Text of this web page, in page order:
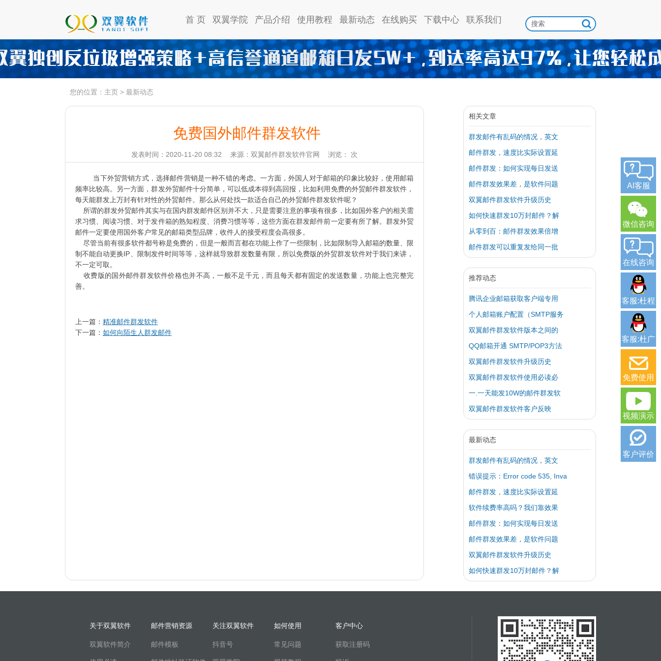
首 页 双翼学院 产品介绍 使用教程 最新动态 在线购买 下载中心 联系我们
您的位置： 主页 > 最新动态
免费国外邮件群发软件
发表时间：2020-11-20 08:32 来源：双翼邮件群发软件官网 浏览： 次
当下外贸营销方式，选择邮件营销是一种不错的考虑。一方面，外国人对于邮箱的印象比较好，使用邮箱
频率比较高。另一方面，群发外贸邮件十分简单，可以低成本得到高回报，比如利用免费的外贸邮件群发软件，
每天能群发上万封有针对性的外贸邮件。那么从何处找一款适合自己的外贸邮件群发软件呢？
所谓的群发外贸邮件其实与在国内群发邮件区别并不大，只是需要注意的事项有很多，比如国外客户的相关需
求习惯、阅读习惯、对于发件箱的熟知程度、消费习惯等等，这些方面在群发邮件前一定要有所了解。群发外贸
邮件一定要使用国外客户常见的邮箱类型品牌，收件人的接受程度会高很多。
尽管当前有很多软件都号称是免费的，但是一般而言都在功能上作了一些限制，比如限制导入邮箱的数量、限
制不能自动更换IP、限制发件时间等等，这样就导致群发数量有限，所以免费版的外贸群发软件对于我们来讲，
不一定可取。
收费版的国外邮件群发软件价格也并不高，一般不足千元，而且每天都有固定的发送数量，功能上也完整完
善。
上一篇： 精准邮件群发软件
下一篇： 如何向陌生人群发邮件
相关文章
群发邮件有乱码的情况，英文
邮件群发，速度比实际设置延
邮件群发：如何实现每日发送
邮件群发效果差，是软件问题
双翼邮件群发软件升级历史
如何快速群发10万封邮件？解
从零到百：邮件群发效果倍增
邮件群发可以重复发给同一批
推荐动态
腾讯企业邮箱获取客户端专用
个人邮箱账户配置（SMTP服务
双翼邮件群发软件版本之间的
QQ邮箱开通 SMTP/POP3方法
双翼邮件群发软件升级历史
双翼邮件群发软件使用必读必
一.一天能发10W的邮件群发软
双翼邮件群发软件客户反映
最新动态
群发邮件有乱码的情况，英文
错误提示：Error code 535, Inva
邮件群发，速度比实际设置延
软件续费率高吗？我们靠效果
邮件群发：如何实现每日发送
邮件群发效果差，是软件问题
双翼邮件群发软件升级历史
如何快速群发10万封邮件？解
关于双翼软件
双翼软件简介
邮件营销资源
邮件模板
关注双翼软件
抖音号
如何使用
常见问题
客户中心
获取注册码
AI客服
微信咨询
在线咨询
客服:杜程
客服:杜广
免费使用
视频演示
客户评价